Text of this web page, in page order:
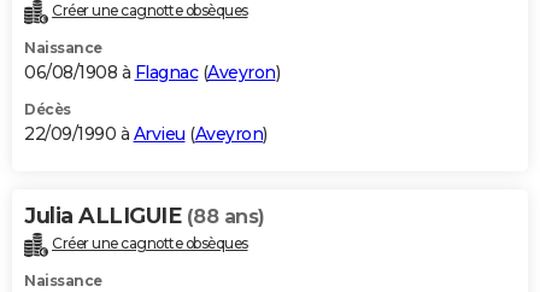
Créer une cagnotte obsèques
Naissance
06/08/1908 à Flagnac(Aveyron)
Décès
22/09/1990 à Arvieu (Aveyron)
Julia ALLIGUIE (88 ans)
Créer une cagnotte obsèques
Naissance